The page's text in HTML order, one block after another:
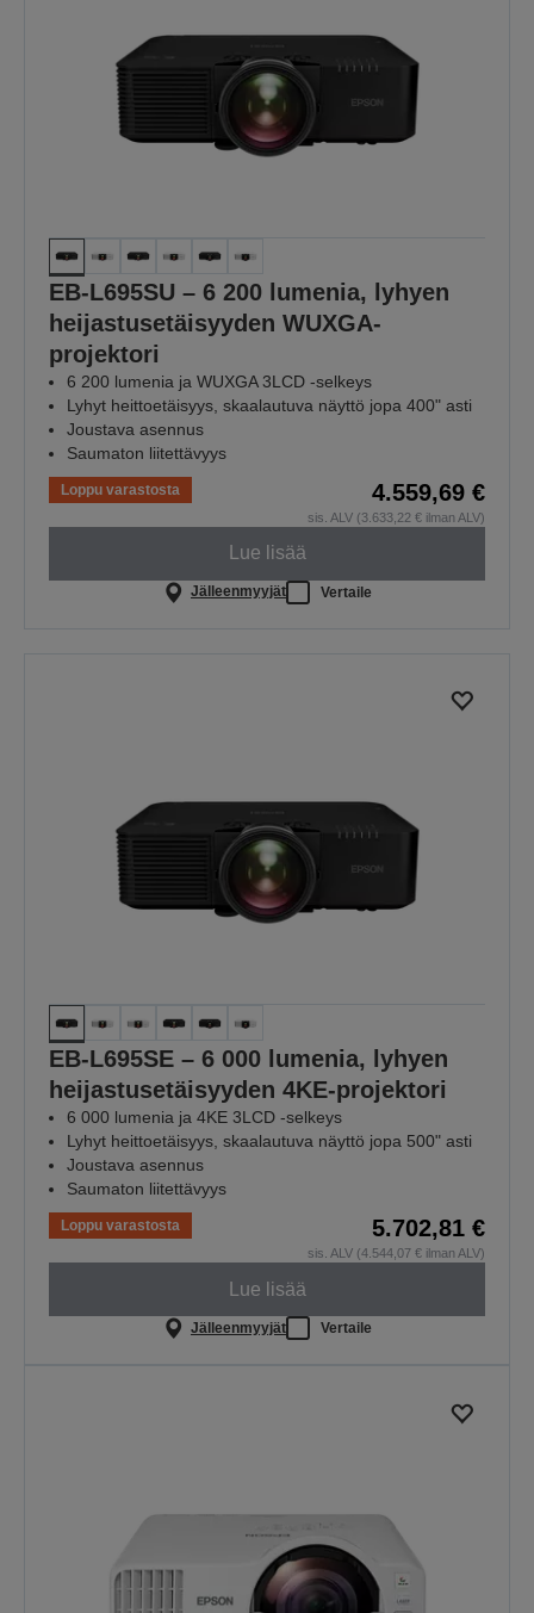
EB-L695SU – 6 200 lumenia, lyhyen
heijastusetäisyyden WUXGA-
projektori
6 200 lumenia ja WUXGA 3LCD -selkeys
Lyhyt heittoetäisyys, skaalautuva näyttö jopa 400" asti
Joustava asennus
Saumaton liitettävyys
Loppu varastosta 4.559,69 €
sis. ALV (3.633,22 € ilman ALV)
Lue lisää
Jälleenmyyjät Vertaile
EB-L695SE – 6 000 lumenia, lyhyen
heijastusetäisyyden 4KE-projektori
6 000 lumenia ja 4KE 3LCD -selkeys
Lyhyt heittoetäisyys, skaalautuva näyttö jopa 500" asti
Joustava asennus
Saumaton liitettävyys
Loppu varastosta 5.702,81 €
sis. ALV (4.544,07 € ilman ALV)
Lue lisää
Jälleenmyyjät Vertaile